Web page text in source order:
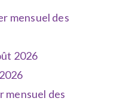
mensuel des
2026
mensuel des